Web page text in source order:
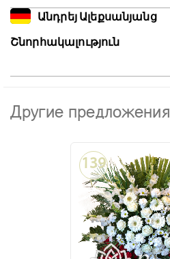
Անդրեյ Ալեքսանյանց
Շնորհակալություն
Другие предложения
139